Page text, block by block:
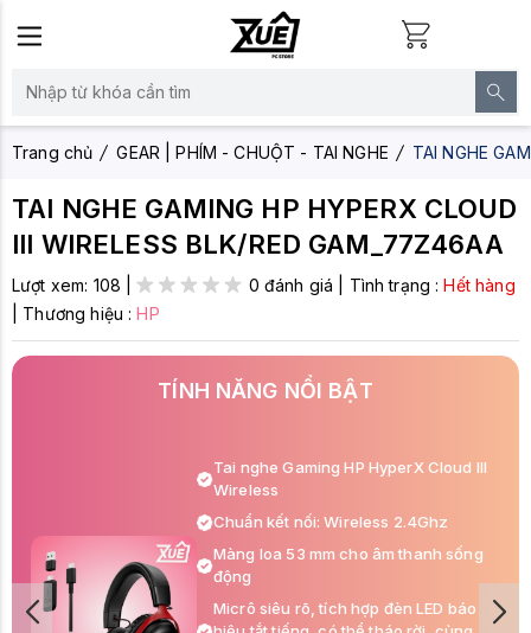
Trang chủ GEAR | PHÍM - CHUỘT - TAI NGHE TAI NGHE
TAI NGHE GAMING HP HYPERX CLOUD
III WIRELESS BLK/RED GAM_77Z46AA
Lượt xem: 108 | 0 đánh giá Tình trạng :Hết hàng
Thương hiệu :HP
TÍNH NĂNG NỔI BẬT
Tai nghe Gaming HP HyperX Cloud III
Wireless
Chuẩn kết nối: Wireless 2.4Ghz
Màng loa 53 mm cho âm thanh sống
động
Micrô siêu rõ, tích hợp đèn LED báo